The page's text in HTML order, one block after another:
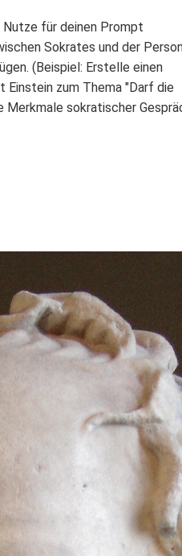
für deinen Prompt
Sokrates und der
(Beispiel: Erstelle einen
zum Thema "Darf die
sokratischer